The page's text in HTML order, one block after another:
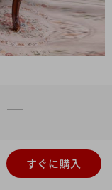
すぐに購入